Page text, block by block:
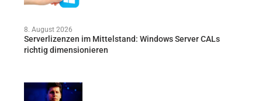
8. August 2026
Serverlizenzen im Mittelstand: Windows Server CALs
richtig dimensionieren